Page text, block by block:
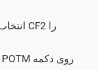
برای آپلود CF2 و تبدیل آن به فایل POTM روی دکمه